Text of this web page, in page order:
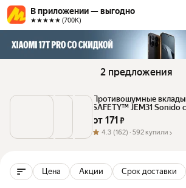
В приложении — выгодно
★★★★★ (700К)
2 предложения
Противошумные
SAFETY™ JEM31 Sonido
кейсом для хранения
от 171 ₽
4.3 (162) · 592 купили
Цена Акции Срок доставки